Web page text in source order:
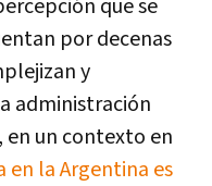
que se
por decenas
y
administración
un contexto en
en la Argentina es